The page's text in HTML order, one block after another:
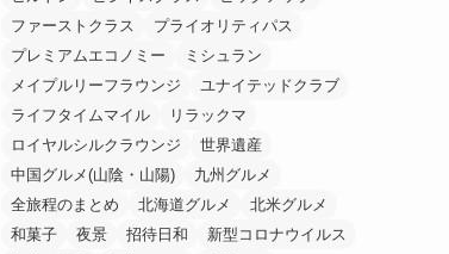
ファーストクラス
プライオリティパス
プレミアムエコノミー
ミシュラン
メイプルリーフラウンジ
ユナイテッドクラブ
ライフタイムマイル
リラックマ
ロイヤルシルクラウンジ
世界遺産
中国グルメ(山陰・山陽)
九州グルメ
全旅程のまとめ
北海道グルメ
北米グルメ
和菓子
夜景 招待日和
新型コロナウイルス